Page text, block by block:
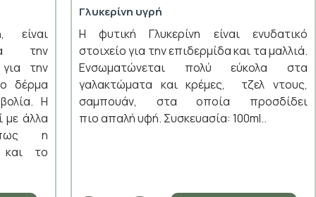
είναι
την
την
δέρμα
Η
με άλλα
η
και το
Γλυκερίνη υγρή
Η φυτική Γλυκερίνη είναι ενυδατικό
στοιχείο για την επιδερμίδα και τα μαλλιά.
Ενσωματώνεται πολύ εύκολα στα
γαλακτώματα και κρέμες, τζελ ντους,
σαμπουάν, στα οποία προσδίδει
πιο απαλή υφή. Συσκευασία: 100ml..